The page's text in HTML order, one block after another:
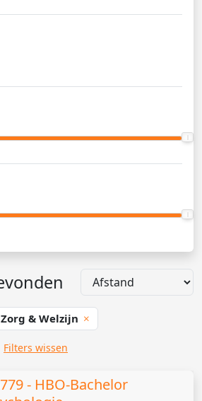
Zorg & Welzijn
Filters wissen
- HBO-Bachelor